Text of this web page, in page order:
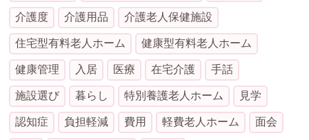
介護度 介護用品 介護老人保健施設
住宅型有料老人ホーム 健康型有料老人ホーム
健康管理 入居 医療 在宅介護 手話
施設選び 暮らし 特別養護老人ホーム 見学
認知症 負担軽減 費用 軽費老人ホーム 面会